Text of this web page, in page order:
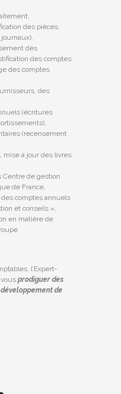
des pièces,
des
des comptes
des comptes
des
(écritures
(recensement
mise à jour des livres
de gestion
de France,
comptes annuels
et conseils »,
en matière de
l’Expert-
prodiguer des
de